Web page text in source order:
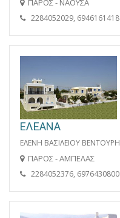
ΠΑΡΟΣ - ΝΑΟΥΣΑ
2284052029, 6946161418
ΕΛΕΑΝΑ
ΕΛΕΝΗ ΒΑΣΙΛΕΙΟΥ ΒΕΝΤΟΥΡΗ
ΠΑΡΟΣ - ΑΜΠΕΛΑΣ
2284052376, 6976430800